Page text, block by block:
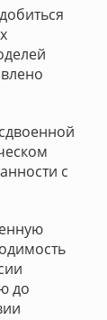
с
до